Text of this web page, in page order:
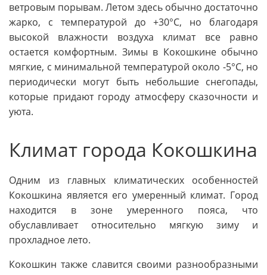
ветровым порывам. Летом здесь обычно достаточно
жарко, с температурой до +30°C, но благодаря
высокой влажности воздуха климат все равно
остается комфортным. Зимы в Кокошкине обычно
мягкие, с минимальной температурой около -5°C, но
периодически могут быть небольшие снегопады,
которые придают городу атмосферу сказочности и
уюта.
Климат города Кокошкина
Одним из главных климатических особенностей
Кокошкина является его умеренный климат. Город
находится в зоне умеренного пояса, что
обуславливает относительно мягкую зиму и
прохладное лето.
Кокошкин также славится своими разнообразными